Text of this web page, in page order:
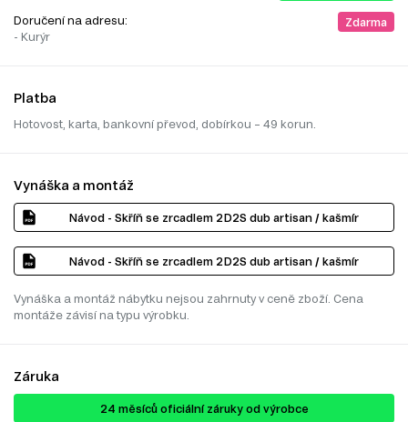
Doručení na adresu:
- Kurýr
Zdarma
Platba
Hotovost, karta, bankovní převod, dobírkou – 49 korun.
Vynáška a montáž
Návod - Skříň se zrcadlem 2D2S dub artisan / kašmír
Návod - Skříň se zrcadlem 2D2S dub artisan / kašmír
Vynáška a montáž nábytku nejsou zahrnuty v ceně zboží. Cena
montáže závisí na typu výrobku.
Záruka
24 ​​​​měsíců oficiální záruky od výrobce